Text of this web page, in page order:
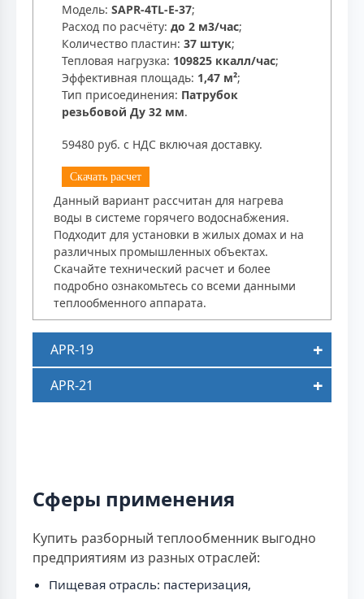
Модель: SAPR-4TL-E-37;
Расход по расчёту: до 2 м3/час;
Количество пластин: 37 штук;
Тепловая нагрузка: 109825 ккалл/час;
Эффективная площадь: 1,47 м²;
Тип присоединения: Патрубок
резьбовой Ду 32 мм.
59480 руб. с НДС включая доставку.
Скачать расчет
Данный вариант рассчитан для нагрева
воды в системе горячего водоснабжения.
Подходит для установки в жилых домах и на
различных промышленных объектах.
Скачайте технический расчет и более
подробно ознакомьтесь со всеми данными
теплообменного аппарата.
APR-19
APR-21
Сферы применения
Купить разборный теплообменник выгодно
предприятиям из разных отраслей:
Пищевая отрасль: пастеризация,